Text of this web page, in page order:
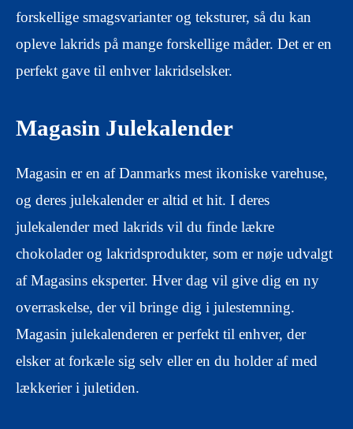
forskellige smagsvarianter og teksturer, så du kan
opleve lakrids på mange forskellige måder. Det er en
perfekt gave til enhver lakridselsker.
Magasin Julekalender
Magasin er en af Danmarks mest ikoniske varehuse,
og deres julekalender er altid et hit. I deres
julekalender med lakrids vil du finde lækre
chokolader og lakridsprodukter, som er nøje udvalgt
af Magasins eksperter. Hver dag vil give dig en ny
overraskelse, der vil bringe dig i julestemning.
Magasin julekalenderen er perfekt til enhver, der
elsker at forkæle sig selv eller en du holder af med
lækkerier i juletiden.